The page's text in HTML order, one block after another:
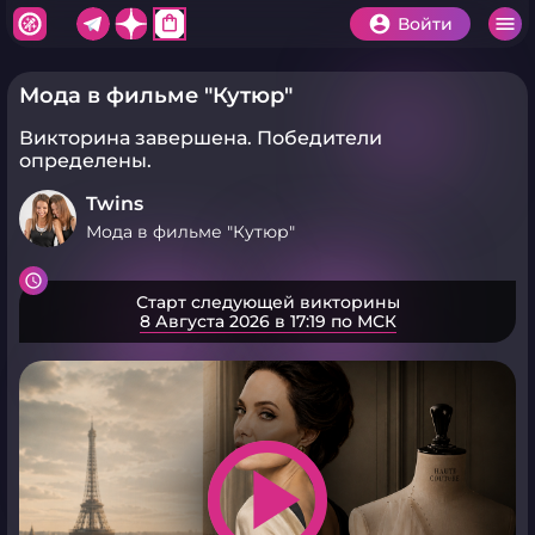
shopping_bag Войти
Мода в фильме "Кутюр"
Викторина завершена. Победители
определены.
Twins
Мода в фильме "Кутюр"
Старт следующей викторины
8 Августа 2026 в 17:19 по МСК
play_arrow